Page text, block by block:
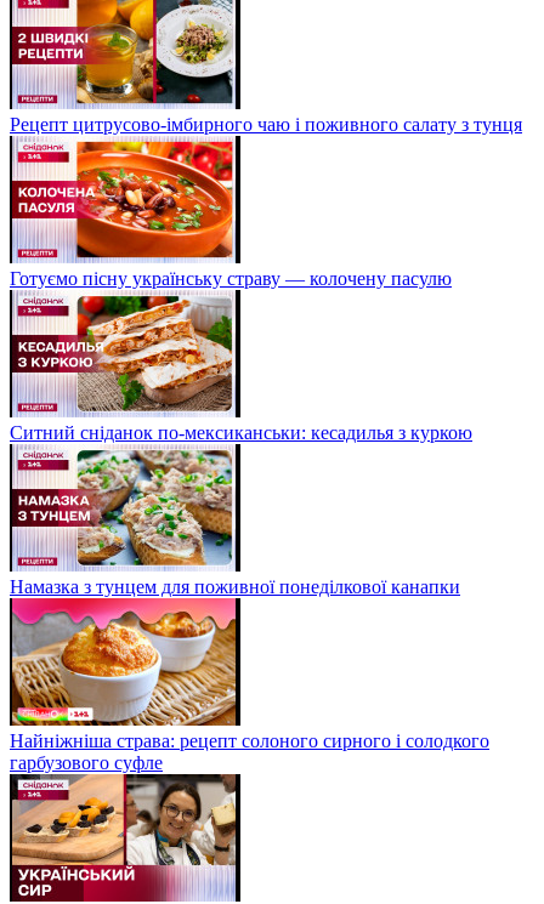
Рецепт цитрусово-імбирного чаю і поживного салату з тунця
Готуємо пісну українську страву — колочену пасулю
Ситний сніданок по-мексиканськи: кесадилья з куркою
Намазка з тунцем для поживної понеділкової канапки
Найніжніша страва: рецепт солоного сирного і солодкого
гарбузового суфле